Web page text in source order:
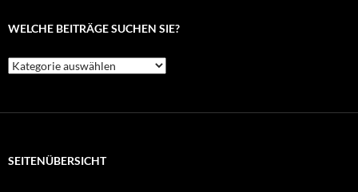
WELCHE BEITRÄGE SUCHEN SIE?
Welche
Beiträge
SEITENÜBERSICHT